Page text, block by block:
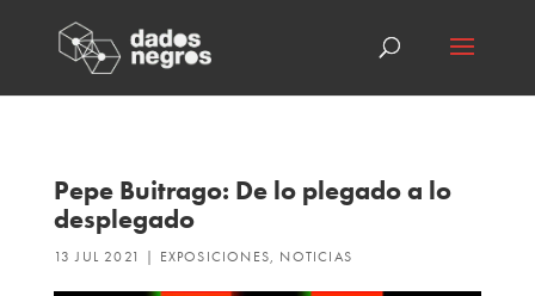
Pepe Buitrago: De lo plegado a lo
desplegado
13 JUL 2021 | EXPOSICIONES, NOTICIAS